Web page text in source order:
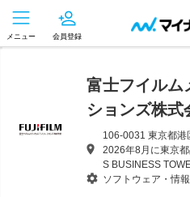
メニュー 会員登録
富士フイルム
ションズ株式
106-0031 東京都
2026年8月に東京
S BUSINESS
ソフトウェア・情